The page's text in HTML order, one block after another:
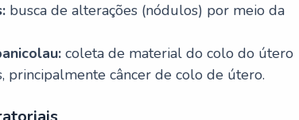
busca de alterações (nódulos) por meio da
coleta de material do colo do útero
principalmente câncer de colo de útero.